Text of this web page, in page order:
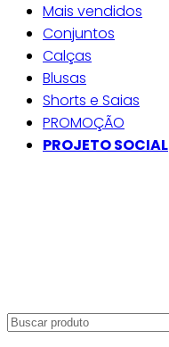
Mais vendidos
Conjuntos
Calças
Blusas
Shorts e Saias
PROMOÇÃO
PROJETO SOCIAL